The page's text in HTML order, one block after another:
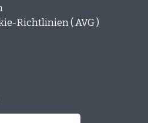
Richtlinien ( AVG )